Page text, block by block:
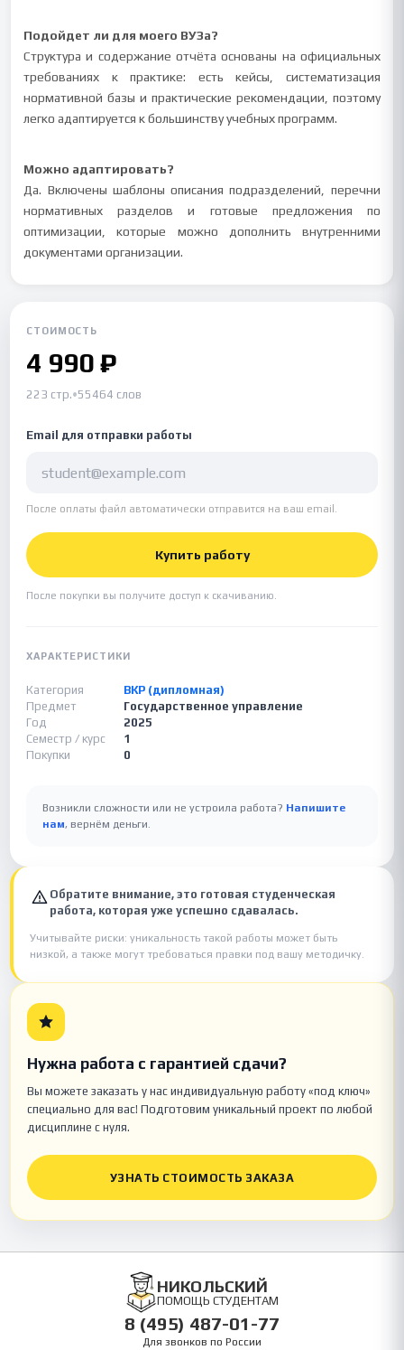
Подойдет ли для моего ВУЗа?
Структура и содержание отчёта основаны на официальных
требованиях к практике: есть кейсы, систематизация
нормативной базы и практические рекомендации, поэтому
легко адаптируется к большинству учебных программ.
Можно адаптировать?
Да. Включены шаблоны описания подразделений, перечни
нормативных разделов и готовые предложения по
оптимизации, которые можно дополнить внутренними
документами организации.
СТОИМОСТЬ
4 990 ₽
223 стр.•55464 слов
Email для отправки работы
После оплаты файл автоматически отправится на ваш email.
Купить работу
После покупки вы получите доступ к скачиванию.
ХАРАКТЕРИСТИКИ
Категория
ВКР (дипломная)
Предмет
Государственное управление
Год
2025
Семестр / курс
1
Покупки
0
Возникли сложности или не устроила работа? Напишите
нам, вернём деньги.
Обратите внимание, это готовая студенческая
работа, которая уже успешно сдавалась.
Учитывайте риски: уникальность такой работы может быть
низкой, а также могут требоваться правки под вашу методичку.
Нужна работа с гарантией сдачи?
Вы можете заказать у нас индивидуальную работу «под ключ»
специально для вас! Подготовим уникальный проект по любой
дисциплине с нуля.
УЗНАТЬ СТОИМОСТЬ ЗАКАЗА
НИКОЛЬСКИЙ
ПОМОЩЬ СТУДЕНТАМ
8 (495) 487-01-77
Для звонков по России